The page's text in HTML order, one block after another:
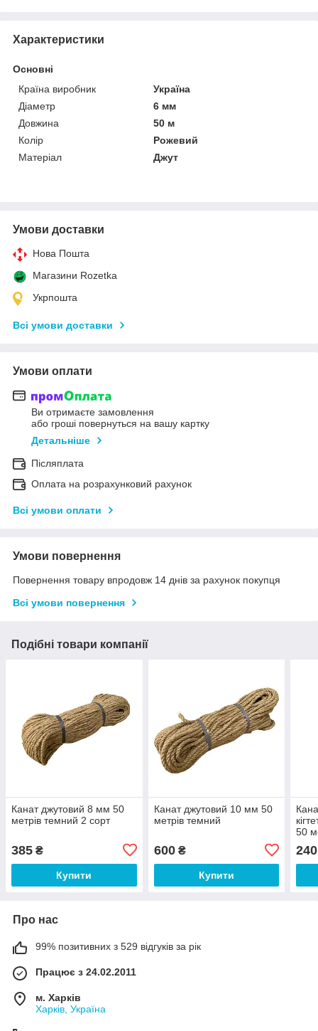
Характеристики
Основні
Країна виробник
Україна
Діаметр
6 мм
Довжина
50 м
Колір
Рожевий
Матеріал
Джут
Умови доставки
Нова Пошта
Магазини Rozetka
Укрпошта
Всі умови доставки
Умови оплати
Ви отримаєте замовлення
або гроші повернуться на вашу картку
Детальніше
Післяплата
Оплата на розрахунковий рахунок
Всі умови оплати
Умови повернення
Повернення товару впродовж 14 днів за рахунок покупця
Всі умови повернення
Подібні товари компанії
Канат джутовий 8 мм 50
метрів темний 2 сорт
385 ₴
Купити
Канат джутовий 10 мм 50
метрів темний
600₴
Купити
50
240
Про нас
99% позитивних з 529 відгуків за рік
Працює з 24.02.2011
м. Харків
Харків, Україна